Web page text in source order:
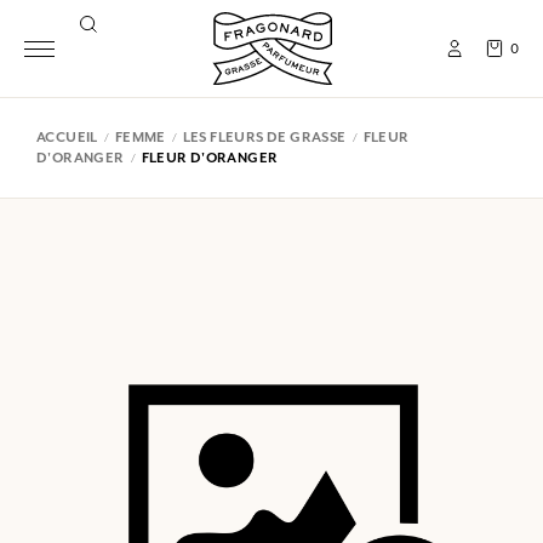
0
ACCUEIL FEMME LES FLEURS DE GRASSE
FLEUR
D'ORANGER
FLEUR D'ORANGER